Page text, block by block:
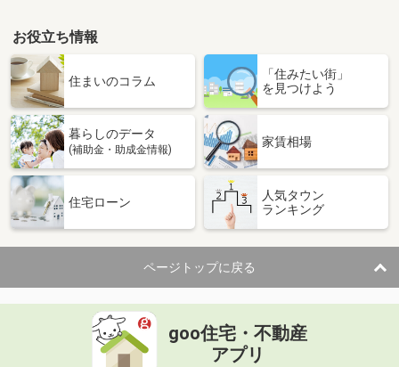
お役立ち情報
住まいのコラム
「住みたい街」
を見つけよう
暮らしのデータ
(補助金・助成金情報)
家賃相場
住宅ローン
人気タウン
ランキング
ページトップに戻る
goo住宅・不動産
アプリ